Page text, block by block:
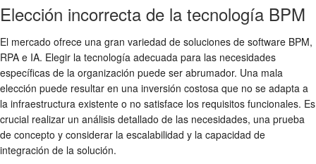
Elección incorrecta de la tecnología BPM
El mercado ofrece una gran variedad de soluciones de software BPM,
RPA e IA. Elegir la tecnología adecuada para las necesidades
específicas de la organización puede ser abrumador. Una mala
elección puede resultar en una inversión costosa que no se adapta a
la infraestructura existente o no satisface los requisitos funcionales. Es
crucial realizar un análisis detallado de las necesidades, una prueba
de concepto y considerar la escalabilidad y la capacidad de
integración de la solución.